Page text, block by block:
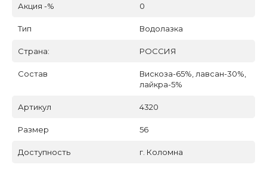
Акция -% 0
Тип Водолазка
Страна: РОССИЯ
Состав
Вискоза-65%, лавсан-30%,
лайкра-5%
Артикул 4320
Размер 56
Доступность г. Коломна